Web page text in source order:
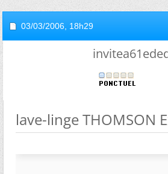
03/03/2006, 18h29
lave-linge THOMSON